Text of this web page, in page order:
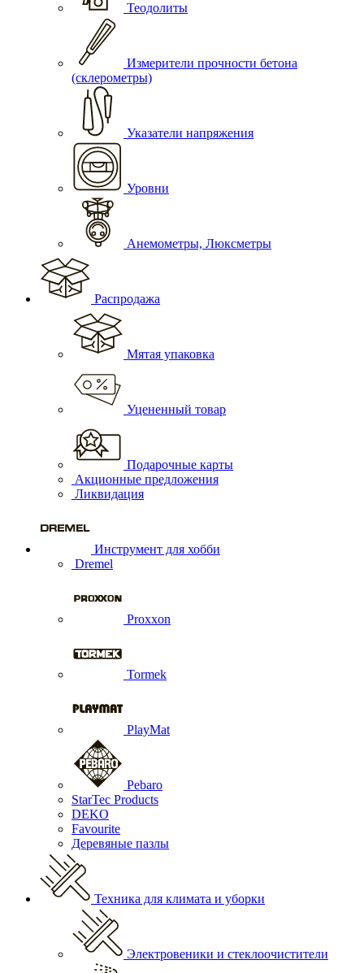
Теодолиты
Измерители прочности бетона
(склерометры)
Указатели напряжения
Уровни
Анемометры, Люксметры
Распродажа
Мятая упаковка
Уцененный товар
Подарочные карты
Акционные предложения
Ликвидация
Инструмент для хобби
Dremel
Proxxon
Tormek
PlayMat
Pebaro
StarTec Products
DEKO
Favourite
Деревяные пазлы
Техника для климата и уборки
Электровеники и стеклоочистители